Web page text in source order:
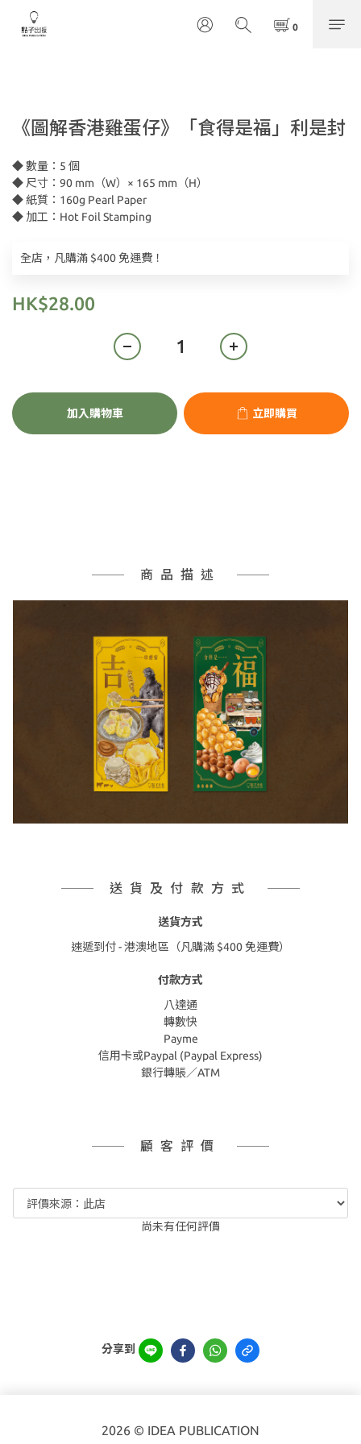
《圖解香港雞蛋仔》「食得是福」利是封
◆ 數量：5 個
◆ 尺寸：90 mm（W）× 165 mm（H）
◆ 紙質：160g Pearl Paper
◆ 加工：Hot Foil Stamping
全店，凡購滿 $400 免運費！
HK$28.00
加入購物車 立即購買
商品描述
送貨及付款方式
送貨方式
速遞到付 - 港澳地區（凡購滿 $400 免運費）
付款方式
八達通
轉數快
Payme
信用卡或Paypal (Paypal Express)
銀行轉賬／ATM
顧客評價
尚未有任何評價
分享到
2026 © IDEA PUBLICATION